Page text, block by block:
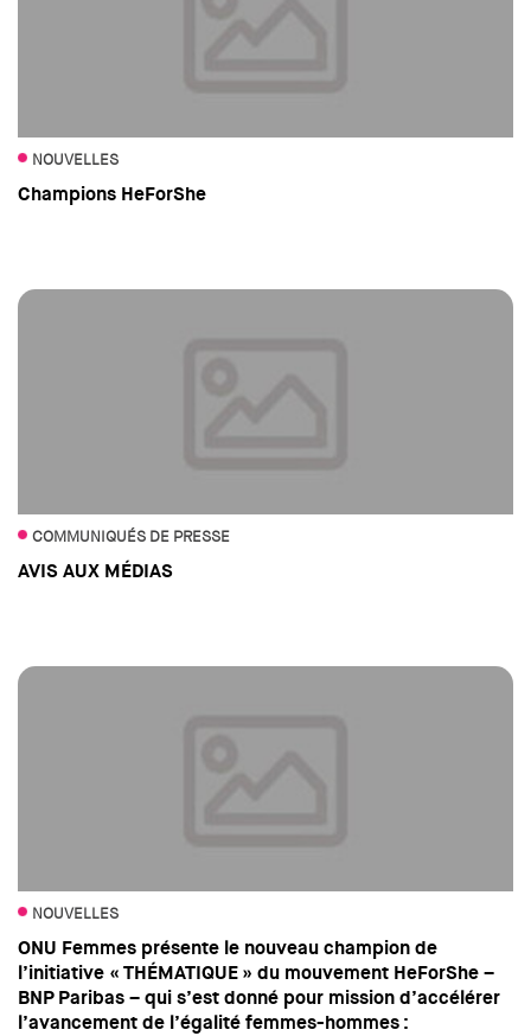
NOUVELLES
Champions HeForShe
COMMUNIQUÉS DE PRESSE
AVIS AUX MÉDIAS
NOUVELLES
ONU Femmes présente le nouveau champion de
l’initiative « THÉMATIQUE » du mouvement HeForShe –
BNP Paribas – qui s’est donné pour mission d’accélérer
l’avancement de l’égalité femmes-hommes :